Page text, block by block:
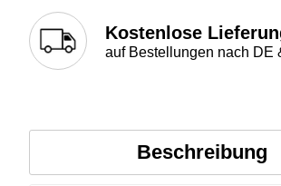
Kostenlose
auf Bestellungen nach DE
Beschreibung